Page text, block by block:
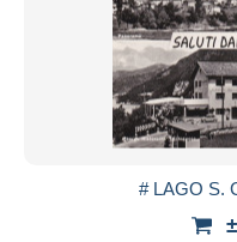
# LAGO S.